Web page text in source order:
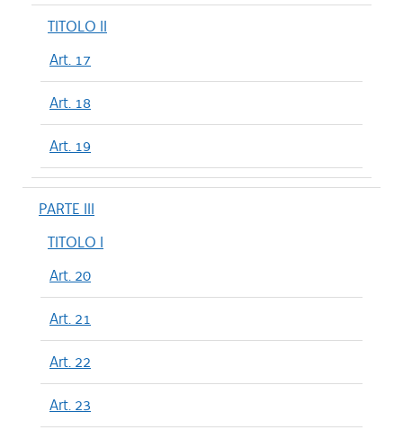
TITOLO II
Art. 17
Art. 18
Art. 19
PARTE III
TITOLO I
Art. 20
Art. 21
Art. 22
Art. 23